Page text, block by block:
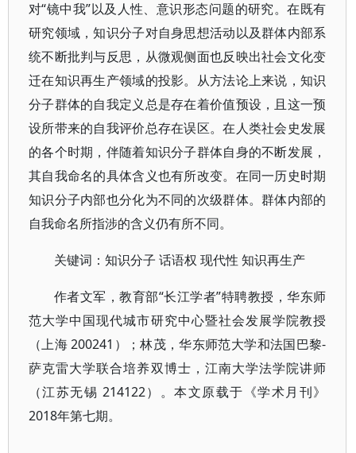
对“镜中我”以及人性、意识形态问题的研究。在既有
研究领域，知识分子对自身思想活动以及群体内部系
统不断批判与反思，从微观侧面也反映出社会文化变
迁在知识再生产领域的投影。从方法论上来说，知识
分子群体的自我定义总是存在着价值预设，且这一预
设所带来的自我评价总存在误区。在人类社会史发展
的各个时期，伴随着知识分子群体自身的不断发展，
其自我命名的具体含义也有所改变。在同一历史时期
知识分子内部也分化为不同的次级群体。群体内部的
自我命名所指涉的含义仍有所不同。
关键词：知识分子 话语权 现代性 知识再生产
作者文军，教育部“长江学者”特聘教授，华东师
范大学中国现代城市研究中心暨社会发展学院教授
（上海 200241）；林茂，华东师范大学和法国巴黎-
萨克雷大学联合培养双博士，江南大学法学院讲师
（江苏无锡 214122）。本文原载于《学术月刊》
2018年第七期。